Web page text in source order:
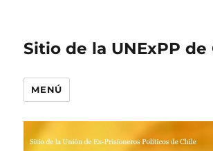
Sitio de la UNExPP de
MENÚ